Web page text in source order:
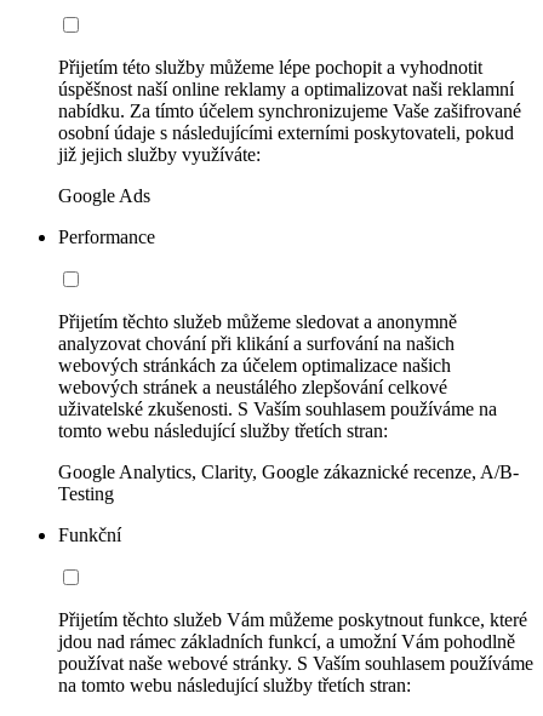
Přijetím této služby můžeme lépe pochopit a vyhodnotit
úspěšnost naší online reklamy a optimalizovat naši reklamní
nabídku. Za tímto účelem synchronizujeme Vaše zašifrované
osobní údaje s následujícími externími poskytovateli, pokud
již jejich služby využíváte:
Google Ads
Performance
Přijetím těchto služeb můžeme sledovat a anonymně
analyzovat chování při klikání a surfování na našich
webových stránkách za účelem optimalizace našich
webových stránek a neustálého zlepšování celkové
uživatelské zkušenosti. S Vaším souhlasem používáme na
tomto webu následující služby třetích stran:
Google Analytics, Clarity, Google zákaznické recenze, A/B-
Testing
Funkční
Přijetím těchto služeb Vám můžeme poskytnout funkce, které
jdou nad rámec základních funkcí, a umožní Vám pohodlně
používat naše webové stránky. S Vaším souhlasem používáme
na tomto webu následující služby třetích stran: